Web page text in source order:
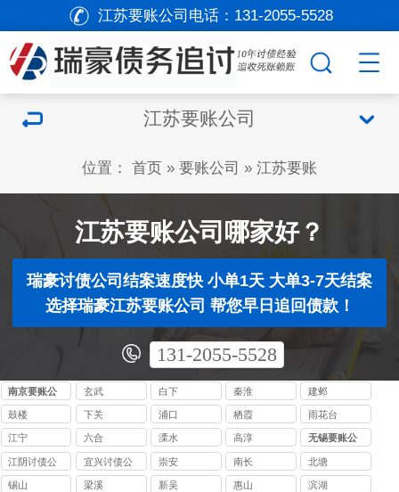
江苏要账公司电话： 131-2055-5528
江苏要账公司
位置： 首页 » 要账公司 » 江苏要账
江苏要账公司哪家好？
瑞豪讨债公司结案速度快 小单1天 大单3-7天结案
选择瑞豪江苏要账公司 帮您早日追回债款！
131-2055-5528
南京要账公
司
玄武 白下 秦淮 建邺
鼓楼 下关 浦口 栖霞 雨花台
江宁 六合 溧水 高淳
无锡要账公
司
江阴讨债公
司
宜兴讨债公
司
崇安 南长 北塘
锡山 梁溪 新吴 惠山 滨湖